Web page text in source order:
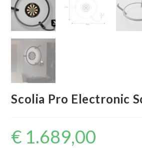
Scolia Pro Electronic
€ 1.689,00